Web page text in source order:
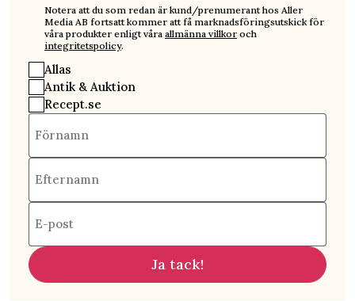
Notera att du som redan är kund/prenumerant hos Aller
Media AB fortsatt kommer att få marknadsföringsutskick för
våra produkter enligt våra allmänna villkor och
integritetspolicy.
Allas
Antik & Auktion
Recept.se
Förnamn
Efternamn
E-post
Ja tack!